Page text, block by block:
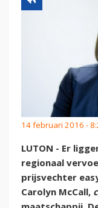
14 februari 2016 -
LUTON - Er
regionaal
prijsvechter
Carolyn McCall,